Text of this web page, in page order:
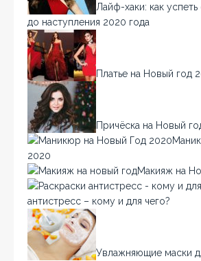
Лайф-хаки: как успеть
до наступления 2020 года
Платье на Новый год
Причёска на Новый
2020
Макияж на
антистресс – кому и для чего?
Увлажняющие маски